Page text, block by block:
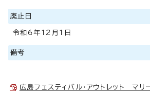
廃止日
令和6年12月1日
備考
広島フェスティバル・アウトレット マリ